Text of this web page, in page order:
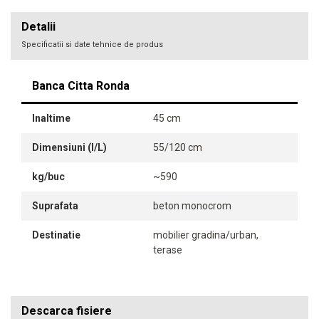
Detalii
Specificatii si date tehnice de produs
Banca Citta Ronda
Inaltime 45 cm
Dimensiuni (l/L) 55/120 cm
kg/buc ~590
Suprafata beton monocrom
Destinatie
mobilier gradina/urban,
terase
Descarca fisiere